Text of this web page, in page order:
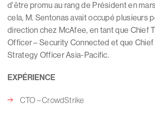
d'être promu au rang de Président en
cela, M. Sentonas avait occupé plusieurs
direction chez McAfee, en tant que Chief
Officer – Security Connected et que Chief
Strategy Officer Asia-Pacific.
EXPÉRIENCE
CTO – CrowdStrike